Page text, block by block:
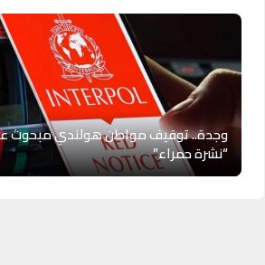
وجدة.. توقيف مواطن هولندي مبحوث
“نشرة حمراء”